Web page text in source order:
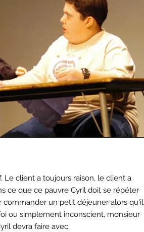
Le client a toujours raison, le client a
ce que ce pauvre Cyril doit se répéter
commander un petit déjeuner alors qu'il
ou simplement inconscient, monsieur
devra faire avec.